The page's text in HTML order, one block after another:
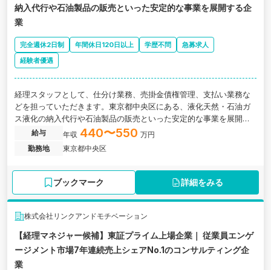
納入代行や石油製品の販売といった安定的な事業を展開する企
業
完全週休2日制 年間休日120日以上 学歴不問
急募求人
経験者優遇
経理スタッフとして、仕分け業務、売掛金債権管理、支払い業務な
どを担っていただきます。東京都中央区にある、液化天然・石油ガ
ス液化の納入代行や石油製品の販売といった安定的な事業を展開す
る企業の求人です。
給与 年収 440〜550 万円
勤務地
東京都中央区
ブックマーク 詳細をみる
株式会社リンクアンドモチベーション
【経理マネジャー候補】東証プライム上場企業｜ 従業員エンゲ
ージメント市場7年連続売上シェアNo.1のコンサルティング企
業